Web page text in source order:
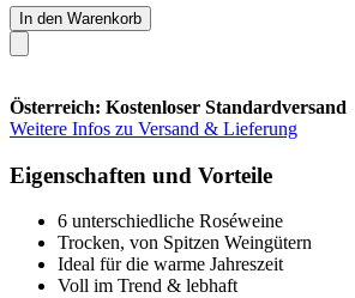
In den Warenkorb
Österreich: Kostenloser Standardversand
Weitere Infos zu Versand & Lieferung
Eigenschaften und Vorteile
6 unterschiedliche Roséweine
Trocken, von Spitzen Weingütern
Ideal für die warme Jahreszeit
Voll im Trend & lebhaft